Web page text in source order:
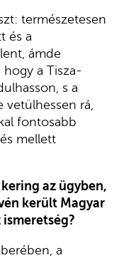
természetesen
és a
ámde
a Tisza-
s a
vetülhessen rá,
fontosabb
mellett
az ügyben,
került Magyar
a